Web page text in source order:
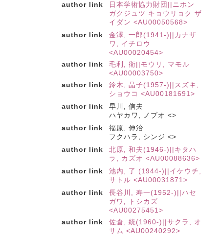
author link
日本学術協力財団||ニホン
ガクジュツ キョウリョク ザ
イダン <AU00050568>
author link
金澤, 一郎(1941-)||カナザ
ワ, イチロウ
<AU00020454>
author link
毛利, 衛||モウリ, マモル
<AU00003750>
author link
鈴木, 晶子(1957-)||スズキ,
ショウコ <AU00181691>
author link
早川, 信夫
ハヤカワ, ノブオ <>
author link
福原, 伸治
フクハラ, シンジ <>
author link
北原, 和夫(1946-)||キタハ
ラ, カズオ <AU00088636>
author link
池内, 了 (1944-)||イケウチ,
サトル <AU00031871>
author link
長谷川, 寿一(1952-)||ハセ
ガワ, トシカズ
<AU00275451>
author link
佐倉, 統(1960-)||サクラ, オ
サム <AU00240292>